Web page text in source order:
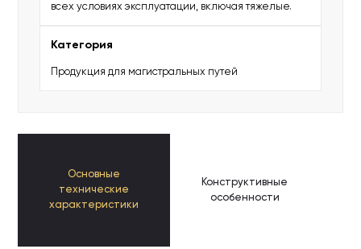
всех условиях эксплуатации, включая тяжелые.
Категория
Продукция для магистральных путей
Основные
технические
характеристики
Конструктивные
особенности